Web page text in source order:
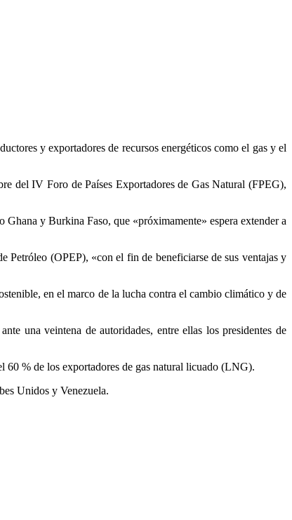
y exportadores de recursos energéticos como el gas y el
del IV Foro de Países Exportadores de Gas Natural (FPEG),
y Burkina Faso, que «próximamente» espera extender a
Petróleo (OPEP), «con el fin de beneficiarse de sus ventajas y
en el marco de la lucha contra el cambio climático y de
una veintena de autoridades, entre ellas los presidentes de
60 % de los exportadores de gas natural licuado (LNG).
Unidos y Venezuela.